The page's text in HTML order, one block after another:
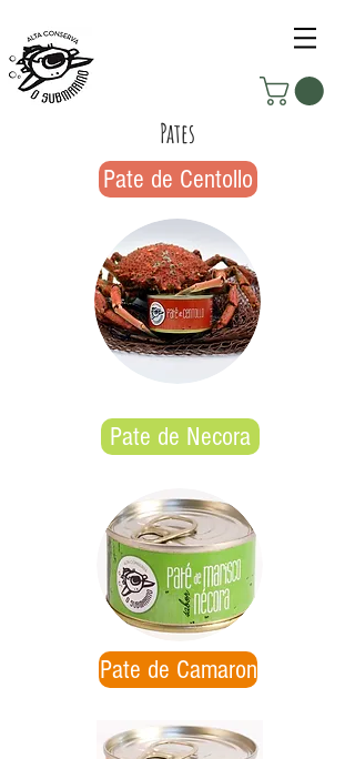
Pates
Pate de Centollo
Pate de Necora
Pate de Camaron